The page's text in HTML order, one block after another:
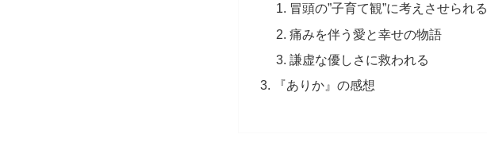
冒頭の”子育て観”に考えさせられる
痛みを伴う愛と幸せの物語
謙虚な優しさに救われる
『ありか』の感想